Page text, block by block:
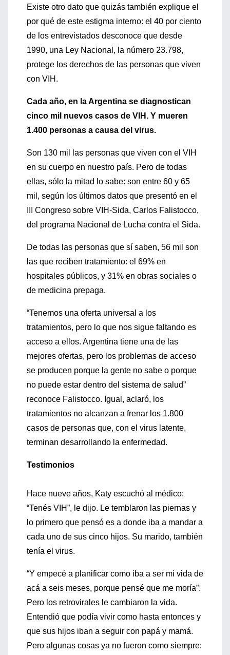
Existe otro dato que quizás también explique el
por qué de este estigma interno: el 40 por ciento
de los entrevistados desconoce que desde
1990, una Ley Nacional, la número 23.798,
protege los derechos de las personas que viven
con VIH.
Cada año, en la Argentina se diagnostican
cinco mil nuevos casos de VIH. Y mueren
1.400 personas a causa del virus.
Son 130 mil las personas que viven con el VIH
en su cuerpo en nuestro país. Pero de todas
ellas, sólo la mitad lo sabe: son entre 60 y 65
mil, según los últimos datos que presentó en el
III Congreso sobre VIH-Sida, Carlos Falistocco,
del programa Nacional de Lucha contra el Sida.
De todas las personas que sí saben, 56 mil son
las que reciben tratamiento: el 69% en
hospitales públicos, y 31% en obras sociales o
de medicina prepaga.
“Tenemos una oferta universal a los
tratamientos, pero lo que nos sigue faltando es
acceso a ellos. Argentina tiene una de las
mejores ofertas, pero los problemas de acceso
se producen porque la gente no sabe o porque
no puede estar dentro del sistema de salud”
reconoce Falistocco. Igual, aclaró, los
tratamientos no alcanzan a frenar los 1.800
casos de personas que, con el virus latente,
terminan desarrollando la enfermedad.
Testimonios
Hace nueve años, Katy escuchó al médico:
“Tenés VIH”, le dijo. Le temblaron las piernas y
lo primero que pensó es a donde iba a mandar a
cada uno de sus cinco hijos. Su marido, también
tenía el virus.
“Y empecé a planificar como iba a ser mi vida de
acá a seis meses, porque pensé que me moría”.
Pero los retrovirales le cambiaron la vida.
Entendió que podía vivir como hasta entonces y
que sus hijos iban a seguir con papá y mamá.
Pero algunas cosas ya no fueron como siempre: